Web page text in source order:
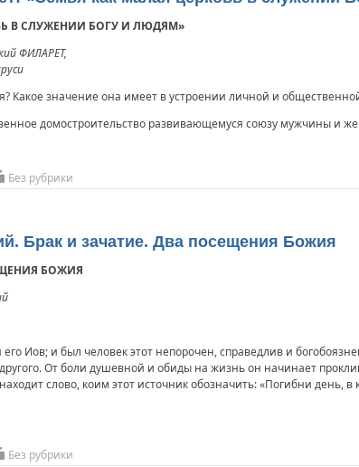
В СЛУЖЕНИИ БОГУ И ЛЮДЯМ»
ФИЛАРЕТ,
Какое значение она имеет в устроении личной и
домостроительство развивающемуся союзу мужчины и
Без рубрики
Брак и зачатие. Два посещения Божия
БОЖИЯ
Иов; и был человек этот непорочен, справедлив и
От боли душевной и обиды на жизнь он начинает
слово, коим этот источник обозначить: «Погибни день, в
Без рубрики